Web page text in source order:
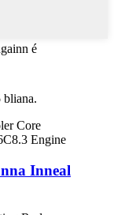
é
bliana.
Inneal